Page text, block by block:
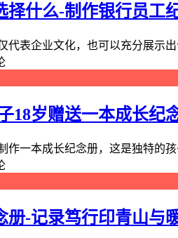
择什么-制作银行员工
代表企业文化，也可以充分展示
18岁赠送一本成长纪
作一本成长纪念册，这是独特的
册-记录笃行印青山与